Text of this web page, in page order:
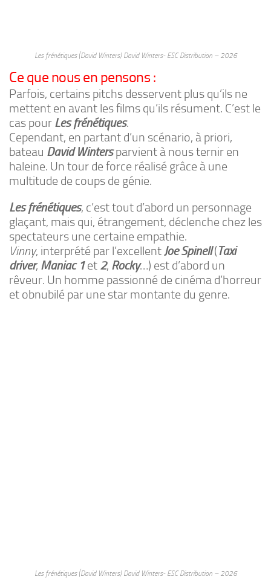
Les frénétiques (David Winters) David Winters- ESC Distribution – 2026
Ce que nous en pensons :
Parfois, certains pitchs desservent plus qu’ils ne
mettent en avant les films qu’ils résument. C’est le
cas pour Les frénétiques.
Cependant, en partant d’un scénario, à priori,
bateau David Wintersparvient à nous ternir en
haleine. Un tour de force réalisé grâce à une
multitude de coups de génie.
Les frénétiques, c’est tout d’abord un personnage
glaçant, mais qui, étrangement, déclenche chez les
spectateurs une certaine empathie.
Vinny, interprété par l’excellentJoe Spinell(Taxi
driver, Maniac 1et 2, Rocky…) est d’abord un
rêveur. Un homme passionné de cinéma d’horreur
et obnubilé par une star montante du genre.
Les frénétiques (David Winters) David Winters- ESC Distribution – 2026